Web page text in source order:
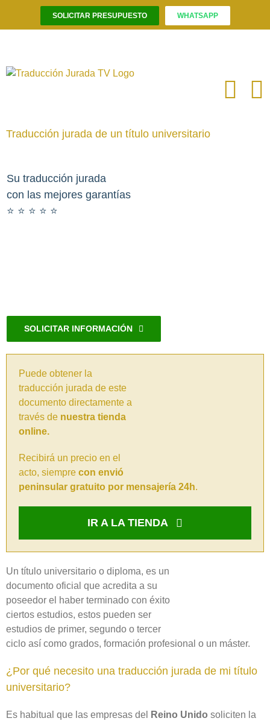
contenido
SOLICITAR PRESUPUESTO WHATSAPP
Traducción jurada de un título universitario
Su traducción jurada
con las mejores garantías
⭐️ ⭐️ ⭐️ ⭐️ ⭐️
SOLICITAR INFORMACIÓN
Puede obtener la
traducción jurada de este
documento directamente a
través de nuestra tienda
online.
Recibirá un precio en el
acto, siempre con envió
peninsular gratuito por mensajería 24h.
IR A LA TIENDA
Un título universitario o diploma, es un
documento oficial que acredita a su
poseedor el haber terminado con éxito
ciertos estudios, estos pueden ser
estudios de primer, segundo o tercer
ciclo así como grados, formación profesional o un máster.
¿Por qué necesito una traducción jurada de mi título
universitario?
Es habitual que las empresas del Reino Unido soliciten la